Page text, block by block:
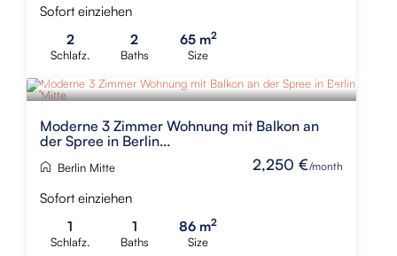
Sofort einziehen
2
Schlafz.
2
Baths
65 m2
Size
2,250 €/month
Moderne 3 Zimmer Wohnung mit Balkon an
der Spree in Berlin...
Berlin Mitte
Sofort einziehen
1
Schlafz.
1
Baths
86 m2
Size